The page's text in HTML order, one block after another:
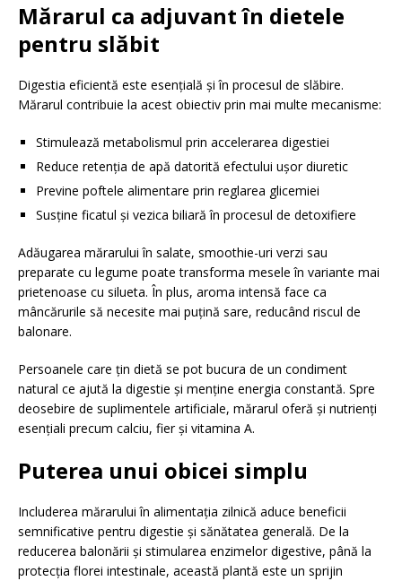
Mărarul ca adjuvant în dietele
pentru slăbit
Digestia eficientă este esențială și în procesul de slăbire.
Mărarul contribuie la acest obiectiv prin mai multe mecanisme:
Stimulează metabolismul prin accelerarea digestiei
Reduce retenția de apă datorită efectului ușor diuretic
Previne poftele alimentare prin reglarea glicemiei
Susține ficatul și vezica biliară în procesul de detoxifiere
Adăugarea mărarului în salate, smoothie-uri verzi sau
preparate cu legume poate transforma mesele în variante mai
prietenoase cu silueta. În plus, aroma intensă face ca
mâncărurile să necesite mai puțină sare, reducând riscul de
balonare.
Persoanele care țin dietă se pot bucura de un condiment
natural ce ajută la digestie și menține energia constantă. Spre
deosebire de suplimentele artificiale, mărarul oferă și nutrienți
esențiali precum calciu, fier și vitamina A.
Puterea unui obicei simplu
Includerea mărarului în alimentația zilnică aduce beneficii
semnificative pentru digestie și sănătatea generală. De la
reducerea balonării și stimularea enzimelor digestive, până la
protecția florei intestinale, această plantă este un sprijin